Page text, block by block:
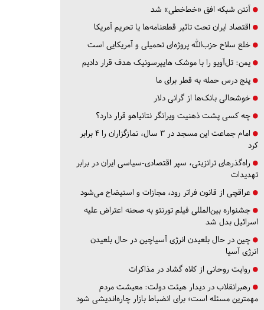
آنتن شبکه افق «خط‌خطی» شد
اقتصاد ایران تحت تاثیر قطعنامه‌ها یا تحریم‌ آمریکا
خلع سلاح حزب‌الله پروژه‌ای تحمیلی و آمریکایی است
یمن: تل‌آویو را با موشک هایپرسونیک هدف قرار دادیم
پنج درس‌ حمله به قطر برای ما
خوشحالی بانک‌ها از گرانی دلار
چه کسی پشت ذهنیت ویرانگر نتانیاهو قرار دارد؟
امام جماعت این مسجد در ۳ سال، نمازگزاران را ۴ برابر
کرد
راه‌گذرهای ترانزیتی، سپر اقتصادی-سیاسی ایران در برابر
تهدیدات
عراقچی از قانون فراتر رود، مجازات و استیضاح می‌شود
جشنواره بین‌المللی فیلم تورنتو به صحنه اعتراض علیه
اسرائیل بدل شد
چین در حال بلعیدن انرژی آسیاچین در حال بلعیدن
انرژی آسیا
روایت روحانی از کلاه گشاد در مذاکرات
رهبرانقلاب در دیدار هیئت دولت: معیشت مردم
مهمترین مسئله است؛ برای انضباط بازار چاره‌اندیشی شود